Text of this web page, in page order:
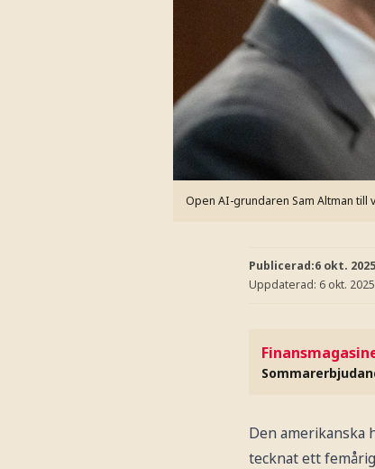
Open AI-grundaren Sam Altman till
Publicerad:6 okt.
Uppdaterad: 6 okt.
Den amerikanska
tecknat ett